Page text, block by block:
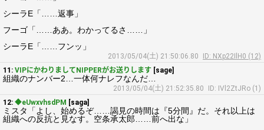
シーラE「……返事」
フーゴ「……ああ。わかってるさ……」
シーラE「……フンッ」
2013/05/04(土) 21:50:06.80
ID: NXp22IlH0 (12)
11: VIPにかわりましてNIPPERがお送りします [sage]
組織のナンバー2…一体何ナレフなんだ…
2013/05/04(土) 21:52:35.80
ID: IVl2ZtJRo (1)
12: ◆eUwxvhsdPM [saga]
ミスタ「よし、始めるぞ……謁見の時間は『5分間』だ。それ以上は
組織への反抗と見なす。空条承太郎……前へ出な」